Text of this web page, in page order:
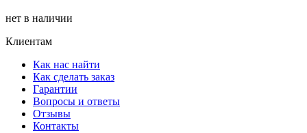
нет в наличии
Клиентам
Как нас найти
Как сделать заказ
Гарантии
Вопросы и ответы
Отзывы
Контакты